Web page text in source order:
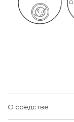
О средстве